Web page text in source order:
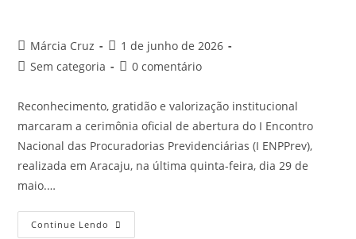
Márcia Cruz
1 de junho de 2026
Sem categoria
0 comentário
Reconhecimento, gratidão e valorização institucional
marcaram a cerimônia oficial de abertura do I Encontro
Nacional das Procuradorias Previdenciárias (I ENPPrev),
realizada em Aracaju, na última quinta-feira, dia 29 de
maio.…
Continue Lendo